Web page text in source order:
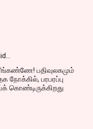
பதிவுலகமும்
நோக்கில், பரபரப்பு
கொண்டிருக்கிறது